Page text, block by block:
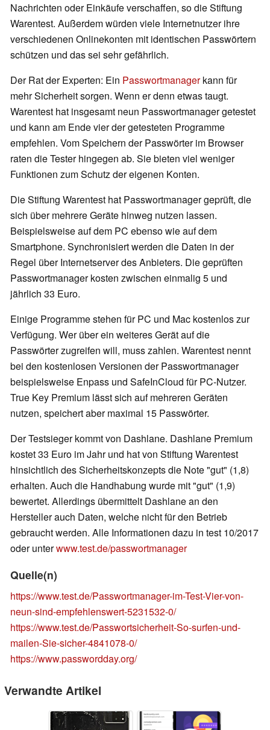
Nachrichten oder Einkäufe verschaffen, so die Stiftung
Warentest. Außerdem würden viele Internetnutzer ihre
verschiedenen Onlinekonten mit identischen Passwörtern
schützen und das sei sehr gefährlich.
Der Rat der Experten: Ein Passwortmanagerkann für
mehr Sicherheit sorgen. Wenn er denn etwas taugt.
Warentest hat insgesamt neun Passwortmanager getestet
und kann am Ende vier der getesteten Programme
empfehlen. Vom Speichern der Passwörter im Browser
raten die Tester hingegen ab. Sie bieten viel weniger
Funktionen zum Schutz der eigenen Konten.
Die Stiftung Warentest hat Passwortmanager geprüft, die
sich über mehrere Geräte hinweg nutzen lassen.
Beispielsweise auf dem PC ebenso wie auf dem
Smartphone. Synchronisiert werden die Daten in der
Regel über Internetserver des Anbieters. Die geprüften
Passwortmanager kosten zwischen einmalig 5 und
jährlich 33 Euro.
Einige Programme stehen für PC und Mac kostenlos zur
Verfügung. Wer über ein weiteres Gerät auf die
Passwörter zugreifen will, muss zahlen. Warentest nennt
bei den kostenlosen Versionen der Passwortmanager
beispielsweise Enpass und SafeInCloud für PC-Nutzer.
True Key Premium lässt sich auf mehreren Geräten
nutzen, speichert aber maximal 15 Passwörter.
Der Testsieger kommt von Dashlane. Dashlane Premium
kostet 33 Euro im Jahr und hat von Stiftung Warentest
hinsichtlich des Sicherheitskonzepts die Note "gut" (1,8)
erhalten. Auch die Handhabung wurde mit "gut" (1,9)
bewertet. Allerdings übermittelt Dashlane an den
Hersteller auch Daten, welche nicht für den Betrieb
gebraucht werden. Alle Informationen dazu in test 10/2017
oder unterwww.test.de/passwortmanager
Quelle(n)
https://www.test.de/Passwortmanager-im-Test-Vier-von-
neun-sind-empfehlenswert-5231532-0/
https://www.test.de/Passwortsicherheit-So-surfen-und-
mailen-Sie-sicher-4841078-0/
https://www.passwordday.org/
Verwandte Artikel